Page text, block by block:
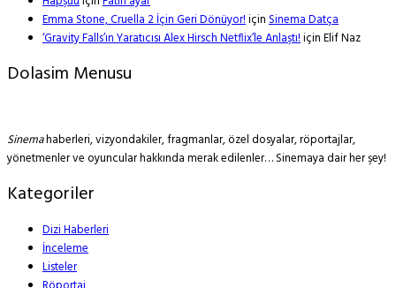
Emma Stone, Cruella 2 İçin Geri Dönüyor!içinSinema Datça
‘Gravity Falls’ın Yaratıcısı Alex Hirsch Netflix’le Anlaştı!içinElif Naz
Dolasim Menusu
Sinemahaberleri, vizyondakiler, fragmanlar, özel dosyalar, röportajlar,
yönetmenler ve oyuncular hakkında merak edilenler… Sinemaya dair her şey!
Kategoriler
Dizi Haberleri
İnceleme
Listeler